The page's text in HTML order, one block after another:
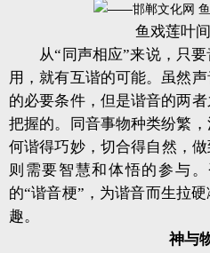
鱼戏莲叶
从“同声相应”来说，只要
用，就有互谐的可能。虽然
的必要条件，但是谐音的两
把握的。同音事物种类纷繁
何谐得巧妙，切合得自然，做
则需要智慧和体悟的参与
的“谐音梗”，为谐音而生拉
趣。
神与